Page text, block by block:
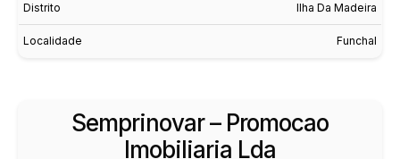
Distrito Ilha Da Madeira
Localidade Funchal
Semprinovar – Promocao
Imobiliaria Lda